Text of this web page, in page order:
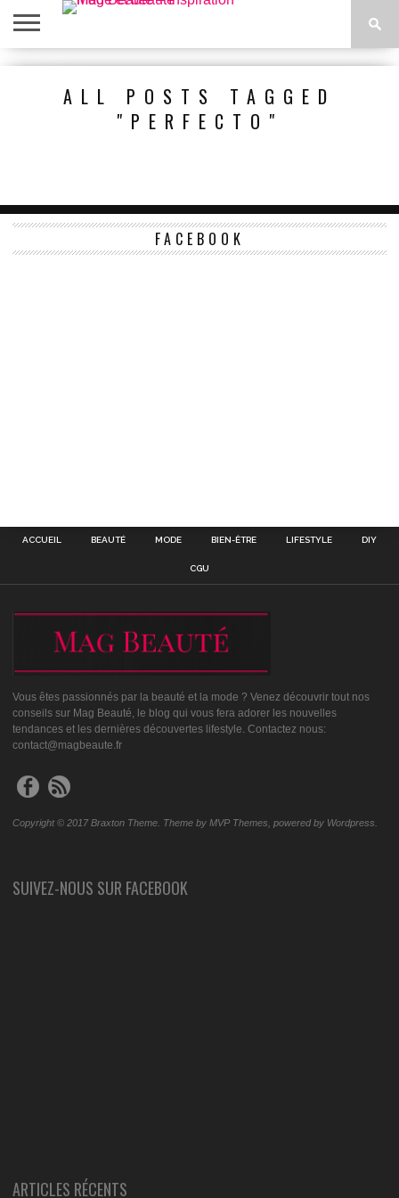
ACCUEIL
ALL POSTS TAGGED
"PERFECTO"
FACEBOOK
ACCUEIL BEAUTÉ MODE BIEN-ÊTRE LIFESTYLE DIY
CGU
Vous êtes passionnés par la beauté et la mode ? Venez découvrir tout nos
conseils sur Mag Beauté, le blog qui vous fera adorer les nouvelles
tendances et les dernières découvertes lifestyle. Contactez nous:
contact@magbeaute.fr
Copyright © 2017 Braxton Theme. Theme by MVP Themes, powered by Wordpress.
SUIVEZ-NOUS SUR FACEBOOK
ARTICLES RÉCENTS